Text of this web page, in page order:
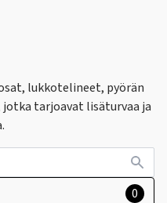
lukkotelineet, pyörän
tarjoavat lisäturvaa ja
0